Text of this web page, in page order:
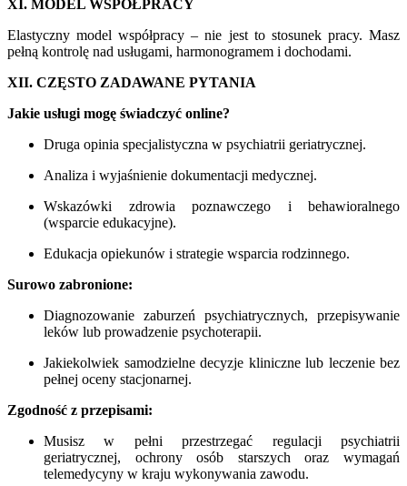
XI. MODEL WSPÓŁPRACY
Elastyczny model współpracy – nie jest to stosunek pracy. Masz
pełną kontrolę nad usługami, harmonogramem i dochodami.
XII. CZĘSTO ZADAWANE PYTANIA
Jakie usługi mogę świadczyć online?
Druga opinia specjalistyczna w psychiatrii geriatrycznej.
Analiza i wyjaśnienie dokumentacji medycznej.
Wskazówki zdrowia poznawczego i behawioralnego
(wsparcie edukacyjne).
Edukacja opiekunów i strategie wsparcia rodzinnego.
Surowo zabronione:
Diagnozowanie zaburzeń psychiatrycznych, przepisywanie
leków lub prowadzenie psychoterapii.
Jakiekolwiek samodzielne decyzje kliniczne lub leczenie bez
pełnej oceny stacjonarnej.
Zgodność z przepisami:
Musisz w pełni przestrzegać regulacji psychiatrii
geriatrycznej, ochrony osób starszych oraz wymagań
telemedycyny w kraju wykonywania zawodu.